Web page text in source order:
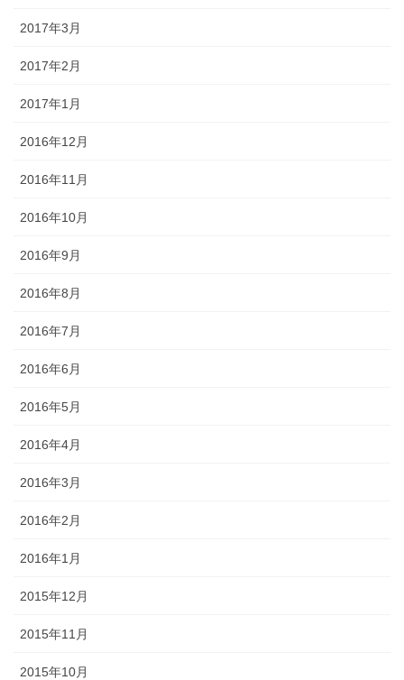
2017年3月
2017年2月
2017年1月
2016年12月
2016年11月
2016年10月
2016年9月
2016年8月
2016年7月
2016年6月
2016年5月
2016年4月
2016年3月
2016年2月
2016年1月
2015年12月
2015年11月
2015年10月